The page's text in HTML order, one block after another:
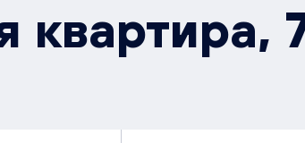
квартира,